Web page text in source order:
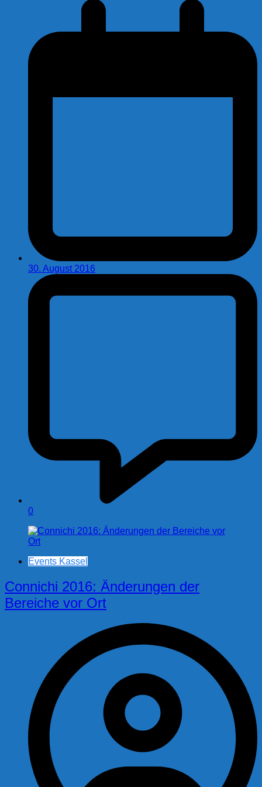
30. August 2016
0
Events Kassel
Connichi 2016: Änderungen der
Bereiche vor Ort